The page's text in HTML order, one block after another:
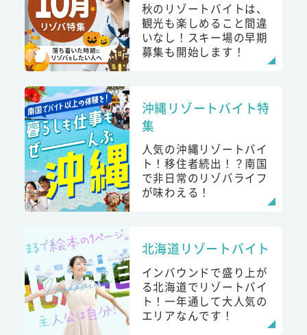
秋のリゾートバイトは、
観光も楽しめること間違
いなし！スキー場の早期
募集も開始します！
沖縄リゾートバイト特
集
人気の沖縄リゾートバイ
ト！移住者続出！？南国
で非日常のリゾバライフ
が味わえる！
北海道リゾートバイト
インバウンドで盛り上が
る北海道でリゾートバイ
ト！一年通して大人気の
エリアなんです！